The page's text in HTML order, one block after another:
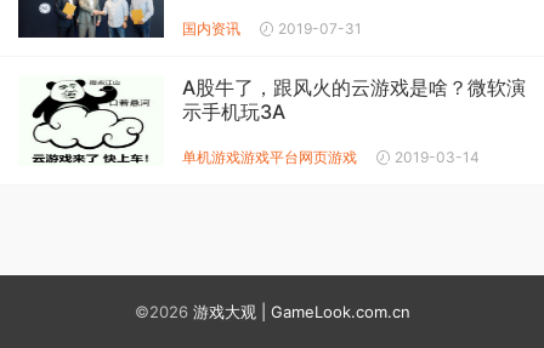
国内资讯 2019-07-31
A股牛了，跟风火的云游戏是啥？微软演
示手机玩3A
单机游戏游戏平台网页游戏 2019-03-14
©2026 游戏大观 | GameLook.com.cn